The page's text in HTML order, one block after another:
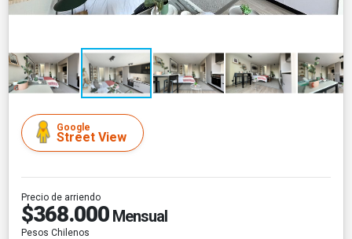
Google
Street View
Precio de arriendo
$368.000 Mensual
Pesos Chilenos